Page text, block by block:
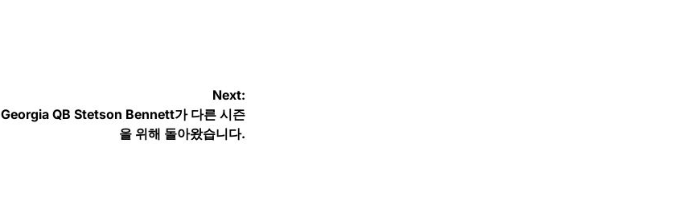
Next:
Georgia QB Stetson Bennett가 다른 시즌
을 위해 돌아왔습니다.